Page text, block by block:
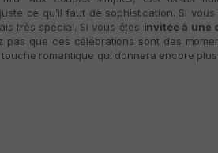
ce qu’il faut de sophistication. Si
très spécial. Si vous êtes invitée à une
que ces célébrations sont des
romantique qui donnera encore